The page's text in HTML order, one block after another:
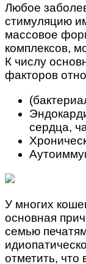
Любое
стимуляцию
массовое
комплексов,
К числу
факторов
сердца,
У многих
основная
семью
отметить, что